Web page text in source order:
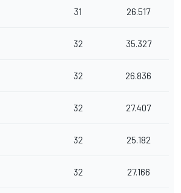
31 26.517
32 35.327
32 26.836
32 27.407
32 25.182
32 27.166